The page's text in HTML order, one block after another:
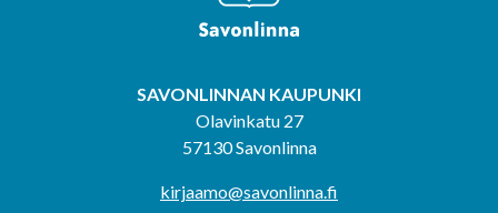
SAVONLINNAN KAUPUNKI
Olavinkatu 27
57130 Savonlinna
kirjaamo@savonlinna.fi